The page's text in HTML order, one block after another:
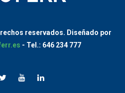
reservados. Diseñado por
- Tel.: 646 234 777